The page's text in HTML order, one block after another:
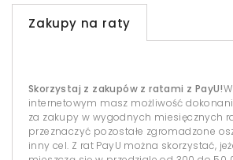
Zakupy na raty
Skorzystaj z zakupów z ratami z PayU!
internetowym masz możliwość
za zakupy w wygodnych miesięcznych
przeznaczyć pozostałe zgromadzone
inny cel. Z rat PayU można skorzystać,